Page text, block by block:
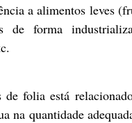
a alimentos leves
de forma
folia está
na quantidade